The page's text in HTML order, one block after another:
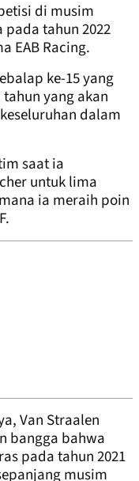
di musim
pada tahun 2022
EAB Racing.
ke-15 yang
yang akan
dalam
saat ia
untuk lima
ia meraih poin
Van Straalen
bangga bahwa
pada tahun 2021
musim